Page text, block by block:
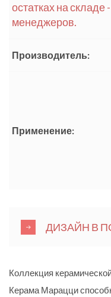
остатках на складе
менеджеров.
Производитель:
Применение:
ДИЗАЙН В
Коллекция
Керама Марацци